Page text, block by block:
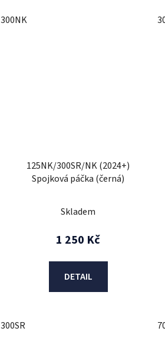
300NK
125NK/300SR/NK (2024+)
Spojková páčka (černá)
Skladem
1 250 Kč
DETAIL
300SR